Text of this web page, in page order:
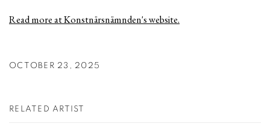
Read more at Konstnärsnämnden's website.
OCTOBER 23, 2025
RELATED ARTIST